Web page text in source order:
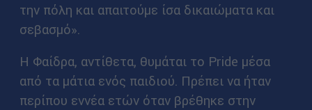
την πόλη και απαιτούμε ίσα δικαιώματα και
σεβασμό».
Η Φαίδρα, αντίθετα, θυμάται το Pride μέσα
από τα μάτια ενός παιδιού. Πρέπει να ήταν
περίπου εννέα ετών όταν βρέθηκε στην